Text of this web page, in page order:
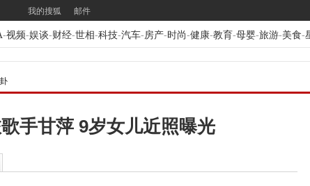
我的搜狐 邮件
-视频-娱谈-财经-世相-科技-汽车-房产-时尚-健康-教育-母婴-旅游-美食-
手甘萍 9岁女儿近照曝光